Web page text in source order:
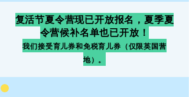
复活节夏令营现已开放报名，夏季夏
令营候补名单也已开放！
我们接受育儿券和免税育儿券（仅限英国营
地）。